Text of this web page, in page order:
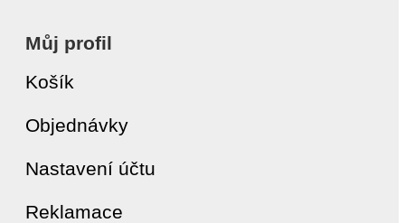
Můj profil
Košík
Objednávky
Nastavení účtu
Reklamace